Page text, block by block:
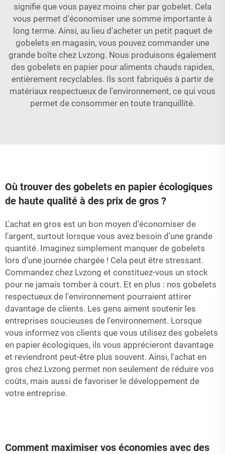
signifie que vous payez moins cher par gobelet. Cela
vous permet d'économiser une somme importante à
long terme. Ainsi, au lieu d'acheter un petit paquet de
gobelets en magasin, vous pouvez commander une
grande boîte chez Lvzong. Nous produisons également
des gobelets en papier pour aliments chauds rapides,
entièrement recyclables. Ils sont fabriqués à partir de
matériaux respectueux de l'environnement, ce qui vous
permet de consommer en toute tranquillité.
Où trouver des gobelets en papier écologiques
de haute qualité à des prix de gros ?
L'achat en gros est un bon moyen d'économiser de
l'argent, surtout lorsque vous avez besoin d'une grande
quantité. Imaginez simplement manquer de gobelets
lors d'une journée chargée ! Cela peut être stressant.
Commandez chez Lvzong et constituez-vous un stock
pour ne jamais tomber à court. Et en plus : nos gobelets
respectueux de l'environnement pourraient attirer
davantage de clients. Les gens aiment soutenir les
entreprises soucieuses de l'environnement. Lorsque
vous informez vos clients que vous utilisez des gobelets
en papier écologiques, ils vous apprécieront davantage
et reviendront peut-être plus souvent. Ainsi, l'achat en
gros chez Lvzong permet non seulement de réduire vos
coûts, mais aussi de favoriser le développement de
votre entreprise.
Comment maximiser vos économies avec des